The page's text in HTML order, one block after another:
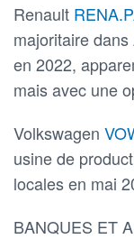
Renault
majoritaire
en 2022,
mais avec une
Volkswagen
usine de
locales en mai
BANQUES ET